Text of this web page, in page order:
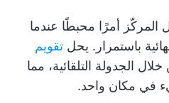
المركّز أمرًا محبطًا عندما
باستمرار. يحل تقويم
الجدولة التلقائية، مما
في مكان واحد.